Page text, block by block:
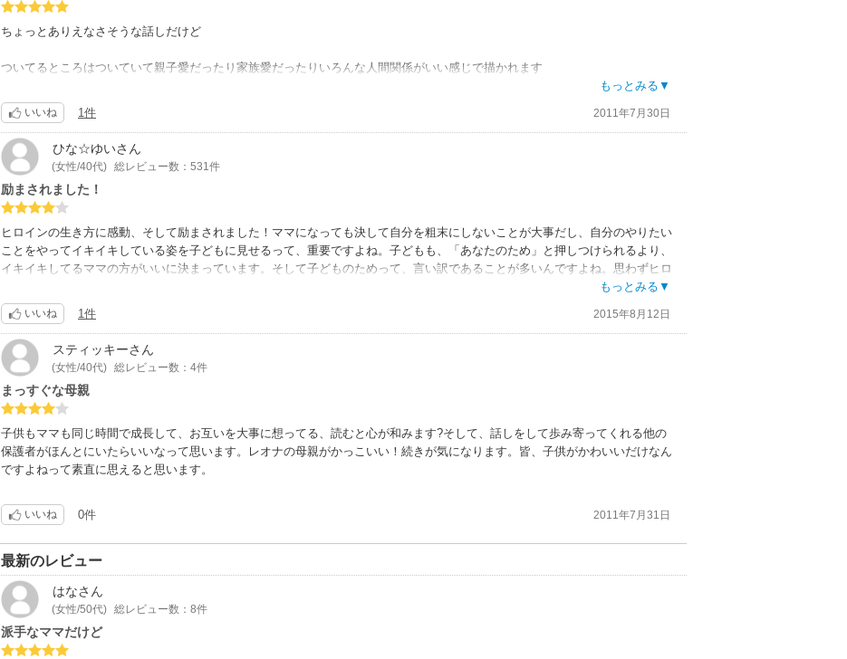
仕事も収入も成功、ある意味エライよね！
子供にとってこれほどの幸せと心の健康はないかと。
母親を好き≒母親を尊敬出来ると、娘は自分のことも好きになれる。
つまり、良い意味で自分に自信を持ちやすい。
息子にとって男親が自分の自信に繋がるのと同じこと。
親だから？
子供のために？
自分殺して？
時間がなくて？
いつも家でイライラして?
どちらの親の元で育つほうが幸せか?
子の健やかな心の成長にとって大事なのは親の職業ではなく、親がいかに健やかな精神状態で良質な愛情と関心を持って子供と
接するか、の方が大きいでしょう。
1巻に常識家の母とイジメをしてウソつく娘の親子が登場します。
子供の前で平気でグチ・陰口を垂れ流す親の元では、子供だってネガティブなエネルギーを吸収して育つ。
本作は母で化粧やオシャレすることがテーマだと思わない。
親として（どんな職であれ）子供の前で良い意味の自信を持つ自分でいられるか？では。
全巻読むとまた面白さも違いますよ。
作者さんの描く個性的で内面の強さを持つキャラは魅力的で大好きです。
星4ですが、無料試し読みしか読んでない激低評価が多いので応援を込め盛って星5。
ちょっとありえなさそうな話しだけど
ついてるところはついていて親子愛だったり家族愛だったりいろんな人間関係がいい感じで描かれます
もっとみる▼
いいね 1件 2011年7月30日
ひな☆ゆいさん
(女性/40代) 総レビュー数：531件
励まされました！
ヒロインの生き方に感動、そして励まされました！ママになっても決して自分を粗末にしないことが大事だし、自分のやりたい
ことをやってイキイキしている姿を子どもに見せるって、重要ですよね。子どもも、「あなたのため」と押しつけられるより、
イキイキしてるママの方がいいに決まっています。そして子どものためって、言い訳であることが多いんですよね。思わずヒロ
もっとみる▼
いいね 1件 2015年8月12日
スティッキーさん
(女性/40代) 総レビュー数：4件
まっすぐな母親
子供もママも同じ時間で成長して、お互いを大事に想ってる、読むと心が和みます?そして、話しをして歩み寄ってくれる他の
保護者がほんとにいたらいいなって思います。レオナの母親がかっこいい！続きが気になります。皆、子供がかわいいだけなん
ですよねって素直に思えると思います。
いいね 0件 2011年7月31日
最新のレビュー
はなさん
(女性/50代) 総レビュー数：8件
派手なママだけど